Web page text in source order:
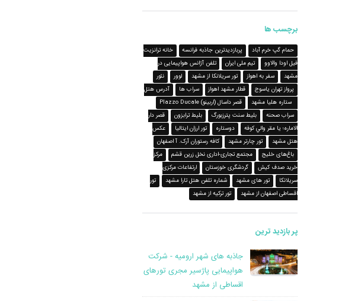
برچسب ها
حمام گپ خرم آباد پربازدیدترین جاذبه فرانسه
خانه ترانزیت
فیل اودا والاوو
تیم ملی ایران
تلفن آژانس هواپیمایی در
مشهد
سفر به اهواز تور سریلانکا از مشهد لوور
نئور
پرواز تهران یاسوج
قطار مشهد اهواز سراب ها
آدرس هتل
قصر داسال (اربینو) Plazzo Ducale
سراب صحنه
بلیط سنت پترزبورگ بلیط ترابزون
قصر دار
الاماره؛ يا مقر والي کوفه
دوستاره تور ارزان ایتالیا
عکس
هتل مشهد
تور چارتر مشهد
کافه رستوران آرک. آ اصفهان
باغ‌های خلیج
مجتمع تجاری-اداری نخل زرین قشم
مرکز
خرید صدف کیش
گردشگری خوزستان
ارتفاعات مرکزی
سریلانکا
تور های مشهد شماره تلفن هتل تارا مشهد
تور
اقساطی اصفهان از مشهد
تور ترکیه از مشهد
پر بازدید ترین
جاذبه های شهر ارومیه - شرکت
هواپیمایی پاژسیر مجری تورهای
اقساطی از مشهد